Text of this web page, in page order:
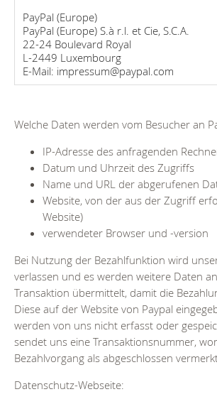
PayPal (Europe)
PayPal (Europe) S.à r.l. et Cie, S.C.A.
22-24 Boulevard Royal
L-2449 Luxembourg
E-Mail: impressum@paypal.com
Welche Daten werden vom Besucher an
IP-Adresse des anfragenden
Datum und Uhrzeit des Zugriffs
Name und URL der abgerufenen
Website, von der aus der Zugriff
Website)
verwendeter Browser und -version
Bei Nutzung der Bezahlfunktion wird
verlassen und es werden weitere Daten
Transaktion übermittelt, damit die
Diese auf der Website von Paypal
werden von uns nicht erfasst oder
sendet uns eine Transaktionsnummer,
Bezahlvorgang als abgeschlossen
Datenschutz-Webseite: